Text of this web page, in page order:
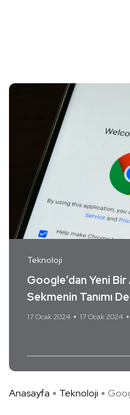
Teknoloji
Google’dan Yeni
Sekmenin Tanımı
17 Ocak 2024 17 Ocak 2024
Anasayfa Teknoloji